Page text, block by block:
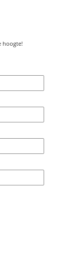
hoogte!